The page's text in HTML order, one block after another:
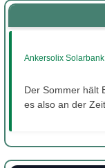
Ankersolix
Der Sommer hält
es also an der